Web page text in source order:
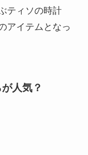
ティソの時計
アイテムとなっ
人気？